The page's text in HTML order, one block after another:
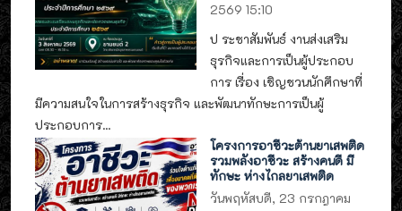
2569 15:10
ป ระชาสัมพันธ์ งานส่งเสริม
ธุรกิจและการเป็นผู้ประกอบ
การ เรื่อง เชิญชวนนักศึกษาที่
มีความสนใจในการสร้างธุรกิจ และพัฒนาทักษะการเป็นผู้
ประกอบการ...
โครงการอาชีวะต้านยาเสพติด
รวมพลังอาชีวะ สร้างคนดี มี
ทักษะ ห่างไกลยาเสพติด
วันพฤหัสบดี, 23 กรกฎาคม